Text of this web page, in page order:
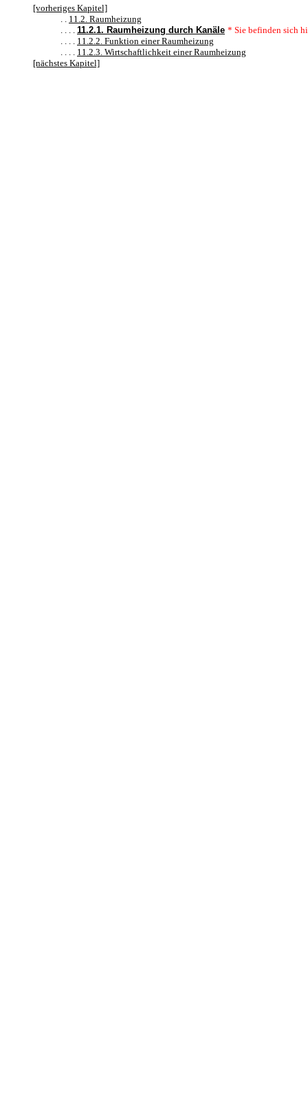
[vorheriges Kapitel]
. . 11.2. Raumheizung
. . . . 11.2.1. Raumheizung durch Kanäle * Sie befinden sich
. . . . 11.2.2. Funktion einer Raumheizung
. . . . 11.2.3. Wirtschaftlichkeit einer Raumheizung
[nächstes Kapitel]